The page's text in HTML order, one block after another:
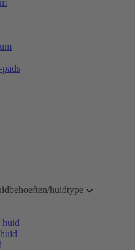
huidtype
huid